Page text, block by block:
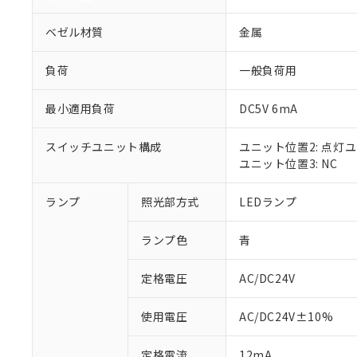
ベゼル材質 金属
負荷 一般負荷用
最小適用負荷 DC5V 6mA
スイッチユニット構成
ユニット位置2: 点灯
ユニット位置3: NC
ランプ 照光部方式 LEDランプ
ランプ色 青
定格電圧 AC/DC24V
使用電圧 AC/DC24V±10%
ご利用条件
以下の条件をお
※1 対応状況
対応予定：EU
対応予定なし：
調査・確認中：
非該当品：ライセ
※1 中国